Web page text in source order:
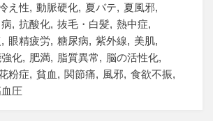
え性 動脈硬化 夏バテ
夏風邪
抗酸化 抜毛・白髪 熱中症
眼精疲労 糖尿病 紫外線
美肌
化 肥満 脂質異常
脳の活性化
粉症 貧血 関節痛 風邪 食欲不振
圧